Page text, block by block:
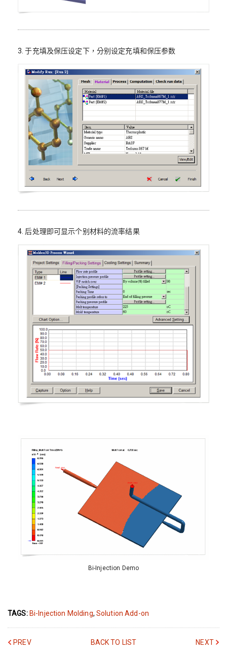
3. 于充填及保压设定下，分别设定充填和保压参数
4. 后处理即可显示个别材料的流率结果
Bi-Injection Demo
TAGS: Bi-Injection Molding, Solution Add-on
PREV BACK TO LIST NEXT